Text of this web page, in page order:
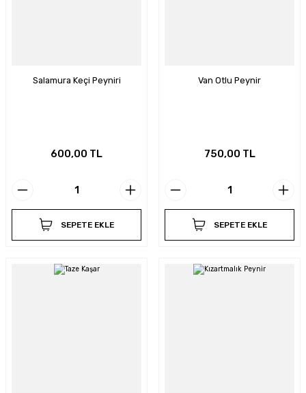
Salamura Keçi Peyniri
600,00 TL
SEPETE EKLE
Van Otlu Peynir
750,00 TL
SEPETE EKLE